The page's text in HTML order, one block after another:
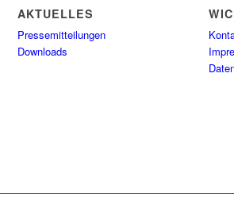
AKTUELLES
Pressemitteilungen
Downloads